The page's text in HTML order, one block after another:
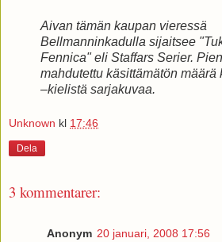
Aivan tämän kaupan vieressä
Bellmanninkadulla sijaitsee
Fennica" eli Staffars Serier.
mahdutettu käsittämätön määrä
–kielistä sarjakuvaa.
Unknown kl 17:46
Dela
3 kommentarer:
Anonym 20 januari, 2008 17:56